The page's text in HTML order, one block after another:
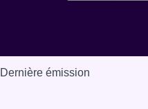
Dernière émission